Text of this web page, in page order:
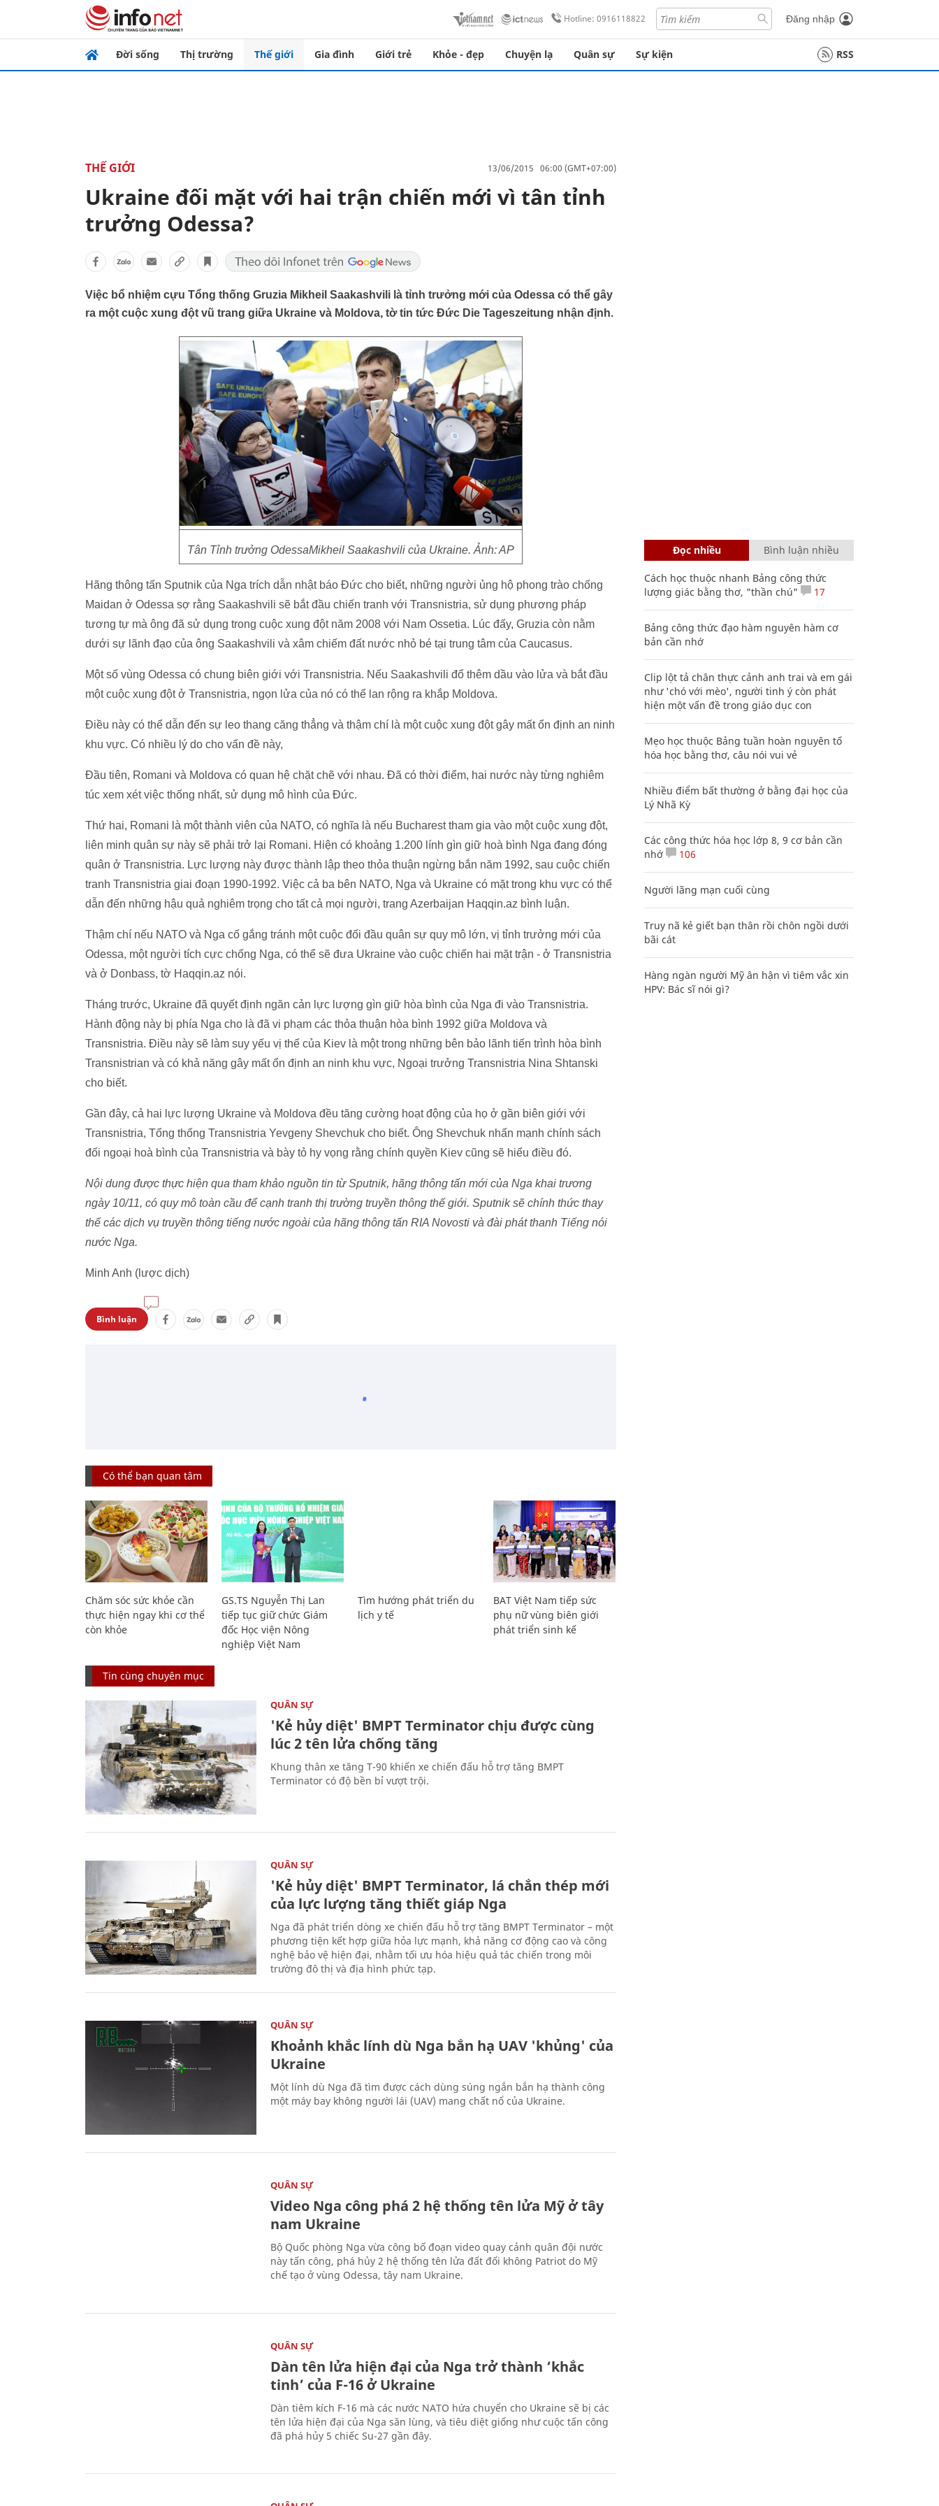
Hotline: 0916118822 Đăng nhập
Đời sống Thị trường Thế giới Gia đình Giới trẻ Khỏe - đẹp Chuyện lạ Quân sự Sự kiện RSS
THẾ GIỚI 13/06/2015 06:00 (GMT+07:00)
Ukraine đối mặt với hai trận chiến mới vì tân tỉnh
trưởng Odessa?
Việc bổ nhiệm cựu Tổng thống Gruzia Mikheil Saakashvili là tỉnh trưởng mới của Odessa có thể gây
ra một cuộc xung đột vũ trang giữa Ukraine và Moldova, tờ tin tức Đức Die Tageszeitung nhận định.
Tân Tỉnh trưởng OdessaMikheil Saakashvili của Ukraine. Ảnh: AP
Hãng thông tấn Sputnik của Nga trích dẫn nhật báo Đức cho biết, những người ủng hộ phong trào chống
Maidan ở Odessa sợ rằng Saakashvili sẽ bắt đầu chiến tranh với Transnistria, sử dụng phương pháp
tương tự mà ông đã sử dụng trong cuộc xung đột năm 2008 với Nam Ossetia. Lúc đấy, Gruzia còn nằm
dưới sự lãnh đạo của ông Saakashvili và xâm chiếm đất nước nhỏ bé tại trung tâm của Caucasus.
Một số vùng Odessa có chung biên giới với Transnistria. Nếu Saakashvili đổ thêm dầu vào lửa và bắt đầu
một cuộc xung đột ở Transnistria, ngọn lửa của nó có thể lan rộng ra khắp Moldova.
Điều này có thể dẫn đến sự leo thang căng thẳng và thậm chí là một cuộc xung đột gây mất ổn định an ninh
khu vực. Có nhiều lý do cho vấn đề này,
Đầu tiên, Romani và Moldova có quan hệ chặt chẽ với nhau. Đã có thời điểm, hai nước này từng nghiêm
túc xem xét việc thống nhất, sử dụng mô hình của Đức.
Thứ hai, Romani là một thành viên của NATO, có nghĩa là nếu Bucharest tham gia vào một cuộc xung đột,
liên minh quân sự này sẽ phải trở lại Romani. Hiện có khoảng 1.200 lính gìn giữ hoà bình Nga đang đóng
quân ở Transnistria. Lực lượng này được thành lập theo thỏa thuận ngừng bắn năm 1992, sau cuộc chiến
tranh Transnistria giai đoạn 1990-1992. Việc cả ba bên NATO, Nga và Ukraine có mặt trong khu vực có thể
dẫn đến những hậu quả nghiêm trọng cho tất cả mọi người, trang Azerbaijan Haqqin.az bình luận.
Thậm chí nếu NATO và Nga cố gắng tránh một cuộc đối đầu quân sự quy mô lớn, vị tỉnh trưởng mới của
Odessa, một người tích cực chống Nga, có thể sẽ đưa Ukraine vào cuộc chiến hai mặt trận - ở Transnistria
và ở Donbass, tờ Haqqin.az nói.
Tháng trước, Ukraine đã quyết định ngăn cản lực lượng gìn giữ hòa bình của Nga đi vào Transnistria.
Hành động này bị phía Nga cho là đã vi phạm các thỏa thuận hòa bình 1992 giữa Moldova và
Transnistria. Điều này sẽ làm suy yếu vị thế của Kiev là một trong những bên bảo lãnh tiến trình hòa bình
Transnistrian và có khả năng gây mất ổn định an ninh khu vực, Ngoại trưởng Transnistria Nina Shtanski
cho biết.
Gần đây, cả hai lực lượng Ukraine và Moldova đều tăng cường hoạt động của họ ở gần biên giới với
Transnistria, Tổng thống Transnistria Yevgeny Shevchuk cho biết. Ông Shevchuk nhấn mạnh chính sách
đối ngoại hoà bình của Transnistria và bày tỏ hy vọng rằng chính quyền Kiev cũng sẽ hiểu điều đó.
Nội dung được thực hiện qua tham khảo nguồn tin từ Sputnik, hãng thông tấn mới của Nga khai trương
ngày 10/11, có quy mô toàn cầu để cạnh tranh thị trường truyền thông thế giới. Sputnik sẽ chính thức thay
thế các dịch vụ truyền thông tiếng nước ngoài của hãng thông tấn RIA Novosti và đài phát thanh Tiếng nói
nước Nga.
Minh Anh (lược dịch)
Bình luận
Có thể bạn quan tâm
Chăm sóc sức khỏe cần
thực hiện ngay khi cơ thể
còn khỏe
GS.TS Nguyễn Thị Lan
tiếp tục giữ chức Giám
đốc Học viện Nông
nghiệp Việt Nam
Tìm hướng phát triển du
lịch y tế
BAT Việt Nam tiếp sức
phụ nữ vùng biên giới
phát triển sinh kế
Tin cùng chuyên mục
QUÂN SỰ
'Kẻ hủy diệt' BMPT Terminator chịu được cùng
lúc 2 tên lửa chống tăng
Khung thân xe tăng T-90 khiến xe chiến đấu hỗ trợ tăng BMPT
Terminator có độ bền bỉ vượt trội.
QUÂN SỰ
'Kẻ hủy diệt' BMPT Terminator, lá chắn thép mới
của lực lượng tăng thiết giáp Nga
Nga đã phát triển dòng xe chiến đấu hỗ trợ tăng BMPT Terminator – một
phương tiện kết hợp giữa hỏa lực mạnh, khả năng cơ động cao và công
nghệ bảo vệ hiện đại, nhằm tối ưu hóa hiệu quả tác chiến trong môi
trường đô thị và địa hình phức tạp.
QUÂN SỰ
Khoảnh khắc lính dù Nga bắn hạ UAV 'khủng' của
Ukraine
Một lính dù Nga đã tìm được cách dùng súng ngắn bắn hạ thành công
một máy bay không người lái (UAV) mang chất nổ của Ukraine.
QUÂN SỰ
Video Nga công phá 2 hệ thống tên lửa Mỹ ở tây
nam Ukraine
Bộ Quốc phòng Nga vừa công bố đoạn video quay cảnh quân đội nước
này tấn công, phá hủy 2 hệ thống tên lửa đất đối không Patriot do Mỹ
chế tạo ở vùng Odessa, tây nam Ukraine.
QUÂN SỰ
Dàn tên lửa hiện đại của Nga trở thành ‘khắc
tinh’ của F-16 ở Ukraine
Dàn tiêm kích F-16 mà các nước NATO hứa chuyển cho Ukraine sẽ bị các
tên lửa hiện đại của Nga săn lùng, và tiêu diệt giống như cuộc tấn công
đã phá hủy 5 chiếc Su-27 gần đây.
Đọc nhiều Bình luận nhiều
Cách học thuộc nhanh Bảng công thức
lượng giác bằng thơ, "thần chú"
17
Bảng công thức đạo hàm nguyên hàm cơ
bản cần nhớ
Clip lột tả chân thực cảnh anh trai và em gái
như 'chó với mèo', người tinh ý còn phát
hiện một vấn đề trong giáo dục con
Mẹo học thuộc Bảng tuần hoàn nguyên tố
hóa học bằng thơ, câu nói vui vẻ
Nhiều điểm bất thường ở bằng đại học của
Lý Nhã Kỳ
Các công thức hóa học lớp 8, 9 cơ bản cần
nhớ
106
Người lãng mạn cuối cùng
Truy nã kẻ giết bạn thân rồi chôn ngồi dưới
bãi cát
Hàng ngàn người Mỹ ân hận vì tiêm vắc xin
HPV: Bác sĩ nói gì?